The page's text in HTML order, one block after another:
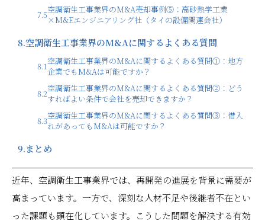
7.5空調衛生工事業界のM&A売却事例⑤：高砂熱学工業
×M&Eエンジニアリング社（タイの設備関連会社）
8.空調衛生工事業界のM&Aに関するよくある質問
8.1空調衛生工事業界のM&Aに関するよくある質問①：地方
企業でもM&Aは可能ですか？
8.2空調衛生工事業界のM&Aに関するよくある質問②：どう
すればよい条件で会社を売却できますか？
8.3空調衛生工事業界のM&Aに関するよくある質問③：借入
れがあってもM&Aは可能ですか？
9.まとめ
近年、空調衛生工事業界では、再開発の進展を背景に需要が
高まっています。一方で、深刻な人材不足や後継者不在とい
った課題も顕在化しています。こうした問題を解決する有効